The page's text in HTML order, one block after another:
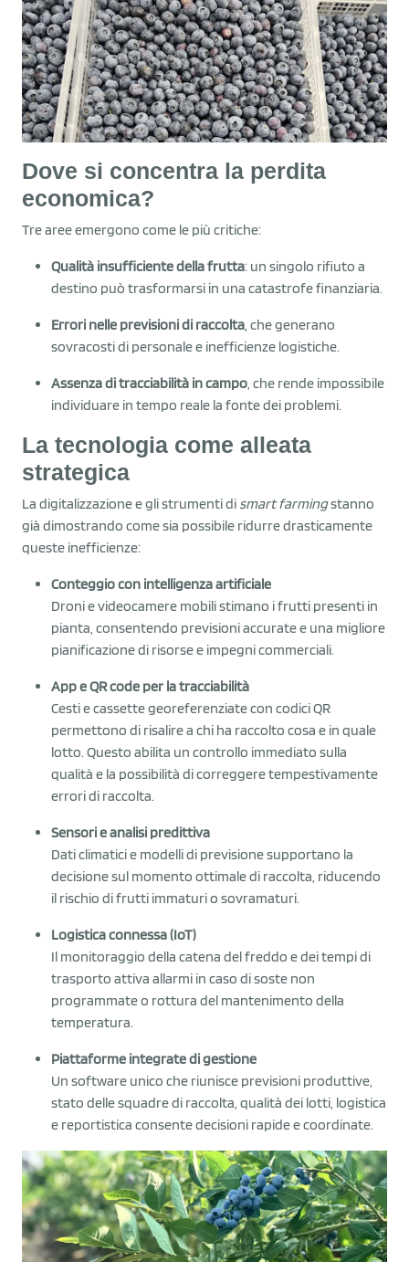
Dove si concentra la perdita
economica?
Tre aree emergono come le più critiche:
Qualità insufficiente della frutta: un singolo rifiuto a
destino può trasformarsi in una catastrofe finanziaria.
Errori nelle previsioni di raccolta , che generano
sovracosti di personale e inefficienze logistiche.
Assenza di tracciabilità in campo , che rende impossibile
individuare in tempo reale la fonte dei problemi.
La tecnologia come alleata
strategica
La digitalizzazione e gli strumenti di smart farmingstanno
già dimostrando come sia possibile ridurre drasticamente
queste inefficienze:
Conteggio con intelligenza artificiale
Droni e videocamere mobili stimano i frutti presenti in
pianta, consentendo previsioni accurate e una migliore
pianificazione di risorse e impegni commerciali.
App e QR code per la tracciabilità
Cesti e cassette georeferenziate con codici QR
permettono di risalire a chi ha raccolto cosa e in quale
lotto. Questo abilita un controllo immediato sulla
qualità e la possibilità di correggere tempestivamente
errori di raccolta.
Sensori e analisi predittiva
Dati climatici e modelli di previsione supportano la
decisione sul momento ottimale di raccolta, riducendo
il rischio di frutti immaturi o sovramaturi.
Logistica connessa (IoT)
Il monitoraggio della catena del freddo e dei tempi di
trasporto attiva allarmi in caso di soste non
programmate o rottura del mantenimento della
temperatura.
Piattaforme integrate di gestione
Un software unico che riunisce previsioni produttive,
stato delle squadre di raccolta, qualità dei lotti, logistica
e reportistica consente decisioni rapide e coordinate.